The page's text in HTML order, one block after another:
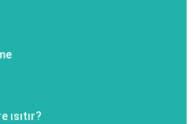
ısıtır?